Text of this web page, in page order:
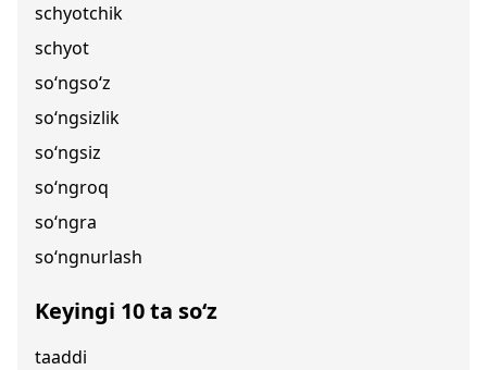
schyotchik
schyot
so‘ngso‘z
so‘ngsizlik
so‘ngsiz
so‘ngroq
so‘ngra
so‘ngnurlash
Keyingi 10 ta so‘z
taaddi